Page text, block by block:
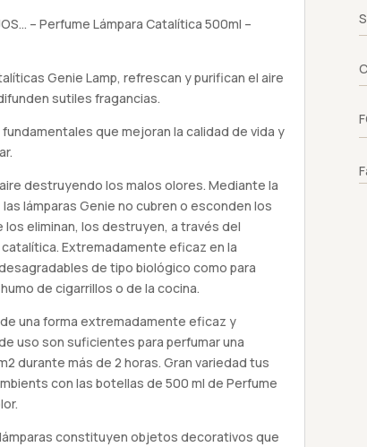
– Perfume Lámpara Catalítica 500ml –
Genie Lamp, refrescan y purifican el aire
sutiles fragancias.
que mejoran la calidad de vida y
destruyendo los malos olores. Mediante la
lámparas Genie no cubren o esconden los
los eliminan, los destruyen, a través del
Extremadamente eficaz en la
de tipo biológico como para
de cigarrillos o de la cocina.
de una forma extremadamente eficaz y
uso son suficientes para perfumar una
durante más de 2 horas. Gran variedad tus
con las botellas de 500 ml de Perfume
lámparas constituyen objetos decorativos que